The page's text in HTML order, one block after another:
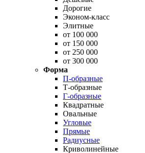
Дорогие
Эконом-класс
Элитные
от 100 000
от 150 000
от 250 000
от 300 000
Форма
П-образные
Т-образные
Г-образные
Квадратные
Овальные
Угловые
Прямые
Радиусные
Криволинейные